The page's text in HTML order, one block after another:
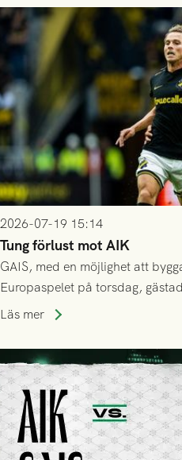
då vinnaren i mötet mellan
Mostar från Bosnien och
2026-07-19 15:14
Tung förlust mot AIK
GAIS, med en möjlighet att
Europaspelet på torsdag,
Stockholm . Men trots konstant
lyckades få in 2-0.
Läs mer